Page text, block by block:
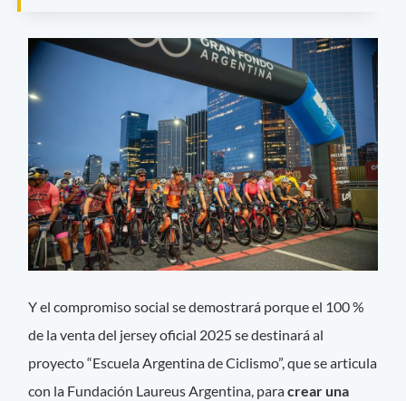
Y el compromiso social se demostrará porque el 100 %
de la venta del jersey oficial 2025 se destinará al
proyecto “Escuela Argentina de Ciclismo”, que se articula
con la Fundación Laureus Argentina, paracrear una